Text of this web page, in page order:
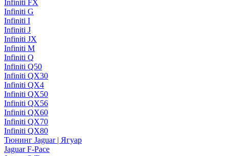
Infiniti FX
Infiniti G
Infiniti I
Infiniti J
Infiniti JX
Infiniti M
Infiniti Q
Infiniti Q50
Infiniti QX30
Infiniti QX4
Infiniti QX50
Infiniti QX56
Infiniti QX60
Infiniti QX70
Infiniti QX80
Тюнинг Jaguar | Ягуар
Jaguar F-Pace